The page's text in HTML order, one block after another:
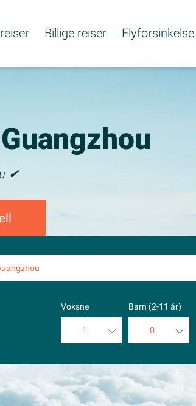
Billige reiser Flyforsinkelse
✔
Voksne
1
3
4
Barn (2-11 år)
0
2
3